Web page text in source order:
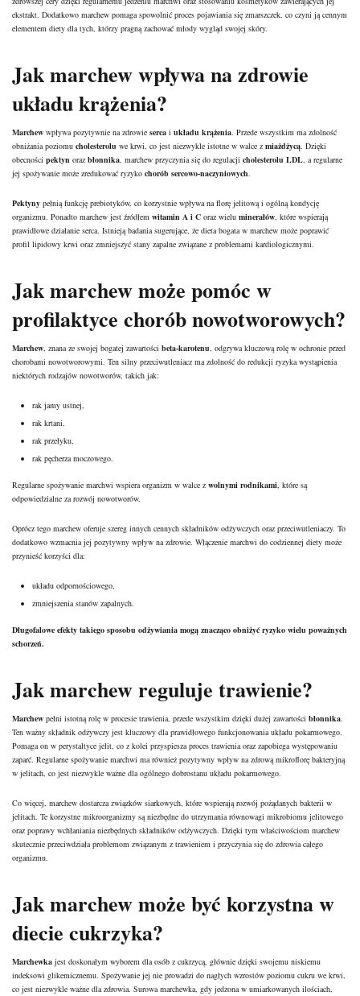
ekstrakt. Dodatkowo marchew pomaga spowolnić proces pojawiania się zmarszczek, co czyni ją cennym
elementem diety dla tych, którzy pragną zachować młody wygląd swojej skóry.
Jak marchew wpływa na zdrowie
układu krążenia?
Marchew wpływa pozytywnie na zdrowie serca i układu krążenia. Przede wszystkim ma zdolność
obniżania poziomu cholesterolu we krwi, co jest niezwykle istotne w walce z miażdżycą. Dzięki
obecności pektyn oraz błonnika, marchew przyczynia się do regulacji cholesterolu LDL, a regularne
jej spożywanie może zredukować ryzyko chorób sercowo-naczyniowych.
Pektyny pełnią funkcję prebiotyków, co korzystnie wpływa na florę jelitową i ogólną kondycję
organizmu. Ponadto marchew jest źródłem witamin A i C oraz wielu minerałów, które wspierają
prawidłowe działanie serca. Istnieją badania sugerujące, że dieta bogata w marchew może poprawić
profil lipidowy krwi oraz zmniejszyć stany zapalne związane z problemami kardiologicznymi.
Jak marchew może pomóc w
profilaktyce chorób nowotworowych?
Marchew, znana ze swojej bogatej zawartości beta-karotenu, odgrywa kluczową rolę w ochronie przed
chorobami nowotworowymi. Ten silny przeciwutleniacz ma zdolność do redukcji ryzyka wystąpienia
niektórych rodzajów nowotworów, takich jak:
rak jamy ustnej,
rak krtani,
rak przełyku,
rak pęcherza moczowego.
Regularne spożywanie marchwi wspiera organizm w walce z wolnymi rodnikami, które są
odpowiedzialne za rozwój nowotworów.
Oprócz tego marchew oferuje szereg innych cennych składników odżywczych oraz przeciwutleniaczy. To
dodatkowo wzmacnia jej pozytywny wpływ na zdrowie. Włączenie marchwi do codziennej diety może
przynieść korzyści dla:
układu odpornościowego,
zmniejszenia stanów zapalnych.
Długofalowe efekty takiego sposobu odżywiania mogą znacząco obniżyć ryzyko wielu poważnych
schorzeń.
Jak marchew reguluje trawienie?
Marchew pełni istotną rolę w procesie trawienia, przede wszystkim dzięki dużej zawartości błonnika.
Ten ważny składnik odżywczy jest kluczowy dla prawidłowego funkcjonowania układu pokarmowego.
Pomaga on w perystaltyce jelit, co z kolei przyspiesza proces trawienia oraz zapobiega występowaniu
zaparć. Regularne spożywanie marchwi ma również pozytywny wpływ na zdrową mikroflorę bakteryjną
w jelitach, co jest niezwykle ważne dla ogólnego dobrostanu układu pokarmowego.
Co więcej, marchew dostarcza związków siarkowych, które wspierają rozwój pożądanych bakterii w
jelitach. Te korzystne mikroorganizmy są niezbędne do utrzymania równowagi mikrobiomu jelitowego
oraz poprawy wchłaniania niezbędnych składników odżywczych. Dzięki tym właściwościom marchew
skutecznie przeciwdziała problemom związanym z trawieniem i przyczynia się do zdrowia całego
organizmu.
Jak marchew może być korzystna w
diecie cukrzyka?
Marchewka jest doskonałym wyborem dla osób z cukrzycą, głównie dzięki swojemu niskiemu
indeksowi glikemicznemu. Spożywanie jej nie prowadzi do nagłych wzrostów poziomu cukru we krwi,
co jest niezwykle ważne dla zdrowia. Surowa marchewka, gdy jedzona w umiarkowanych ilościach,